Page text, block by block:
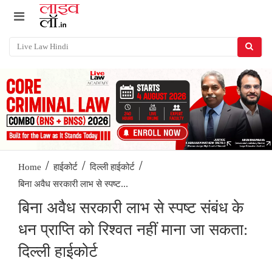
Home / हाईकोर्ट / दिल्ली हाईकोर्ट /
बिना अवैध सरकारी लाभ से स्पष्ट...
बिना अवैध सरकारी लाभ से स्पष्ट संबंध के
धन प्राप्ति को रिश्वत नहीं माना जा सकता:
दिल्ली हाईकोर्ट